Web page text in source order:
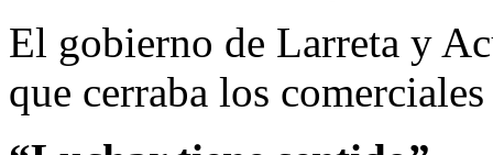
El gobierno de Larreta y
que cerraba los